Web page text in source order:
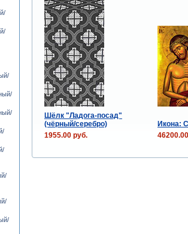
Шёлк "Ладога-посад"
(чёрный/серебро)
Икона:
1955.00 руб.